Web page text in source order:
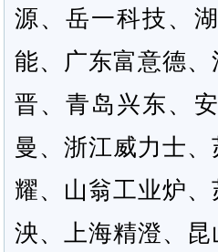
源、岳一科技、
能、广东富意德
晋、青岛兴东、
曼、浙江威力士
耀、山翁工业炉
泱、上海精澄、